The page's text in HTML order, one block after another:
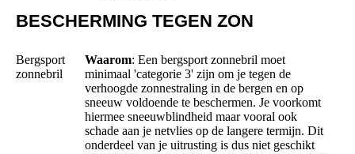
BESCHERMING TEGEN ZON
Bergsport
zonnebril
Waarom: Een bergsport zonnebril moet
minimaal 'categorie 3' zijn om je tegen de
verhoogde zonnestraling in de bergen en op
sneeuw voldoende te beschermen. Je voorkomt
hiermee sneeuwblindheid maar vooral ook
schade aan je netvlies op de langere termijn. Dit
onderdeel van je uitrusting is dus niet geschikt